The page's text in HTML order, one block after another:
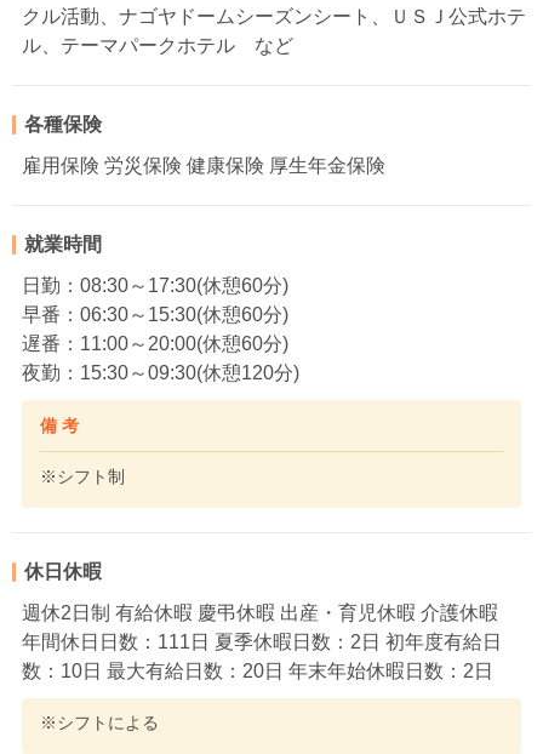
クル活動、ナゴヤドームシーズンシート、ＵＳＪ公式ホテ
ル、テーマパークホテル など
各種保険
雇用保険 労災保険 健康保険 厚生年金保険
就業時間
日勤：08:30～17:30(休憩60分)
早番：06:30～15:30(休憩60分)
遅番：11:00～20:00(休憩60分)
夜勤：15:30～09:30(休憩120分)
備 考
※シフト制
休日休暇
週休2日制 有給休暇 慶弔休暇 出産・育児休暇 介護休暇
年間休日日数：111日 夏季休暇日数：2日 初年度有給日
数：10日 最大有給日数：20日 年末年始休暇日数：2日
※シフトによる